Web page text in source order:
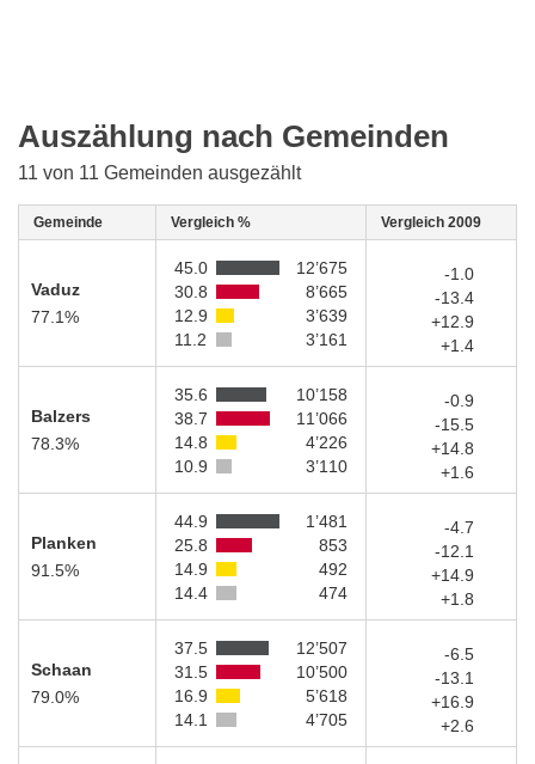
Auszählung nach Gemeinden
11 von 11 Gemeinden ausgezählt
Gemeinde Vergleich % Vergleich 2009
Vaduz
77.1%
45.0
12’675
30.8
8’665
12.9
3’639
11.2
3’161
-1.0
-13.4
+12.9
+1.4
Balzers
78.3%
35.6
10’158
38.7
11’066
14.8
4’226
10.9
3’110
-0.9
-15.5
+14.8
+1.6
Planken
91.5%
44.9
1’481
25.8
853
14.9
492
14.4
474
-4.7
-12.1
+14.9
+1.8
Schaan
79.0%
37.5
12’507
31.5
10’500
16.9
5’618
14.1
4’705
-6.5
-13.1
+16.9
+2.6